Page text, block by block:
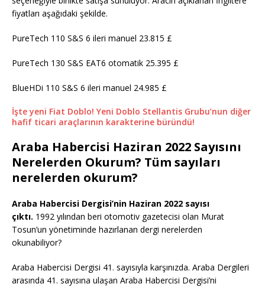
fiyatları aşağıdaki şekilde.
PureTech 110 S&S 6 ileri manuel 23.815 £
PureTech 130 S&S EAT6 otomatik 25.395 £
BlueHDi 110 S&S 6 ileri manuel 24.985 £
İşte yeni Fiat Doblo! Yeni Doblo Stellantis Grubu’nun diğer
hafif ticari araçlarının karakterine büründü!
Araba Habercisi Haziran 2022 Sayısını
Nerelerden Okurum? Tüm sayıları
nerelerden okurum?
Araba Habercisi Dergisi’nin Haziran 2022 sayısı
çıktı. 1992 yılından beri otomotiv gazetecisi olan Murat
Tosun’un yönetiminde hazırlanan dergi nerelerden
okunabiliyor?
Araba Habercisi Dergisi 41. sayısıyla karşınızda. Araba Dergileri
arasında 41. sayısına ulaşan Araba Habercisi Dergisi’ni